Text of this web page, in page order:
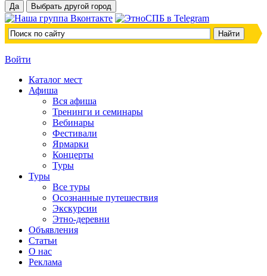
Войти
Каталог мест
Афиша
Вся афиша
Тренинги и семинары
Вебинары
Фестивали
Ярмарки
Концерты
Туры
Туры
Все туры
Осознанные путешествия
Экскурсии
Этно-деревни
Объявления
Статьи
О нас
Реклама